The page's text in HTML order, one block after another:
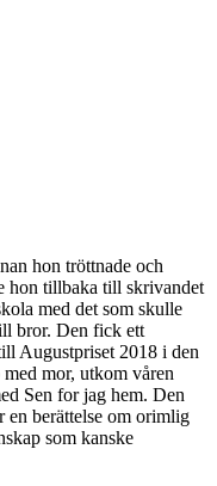
hon tröttnade och
hon tillbaka till skrivandet
med det som skulle
bror. Den fick ett
Augustpriset 2018 i den
mor, utkom våren
Sen for jag hem. Den
en berättelse om orimlig
som kanske